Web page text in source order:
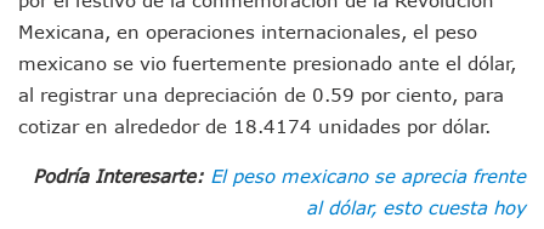
México Necesitaba 600 Mil Empleos; Solo Generó 262 Mil
Poderoso Terremoto Destruye Edificios Y Puentes En
Munguía Es El Sexto Mejor Alcalde De Jalisco, Según
ATM Incorpora 20 Nuevos Camiones Al Corredor Bahía
Avenida Federación En Puerto Vallarta Registra 80% De
Caída De “El Mencho” Elevó Percepción De Inseguridad
Mercado Vallarta Incluye Reúne A Emprendedores
Morenistas Imparten Taller En Puerto Vallarta
Mexicana, en operaciones internacionales, el peso
mexicano se vio fuertemente presionado ante el dólar,
al registrar una depreciación de 0.59 por ciento, para
cotizar en alrededor de 18.4174 unidades por dólar.
Podría Interesarte: El peso mexicano se aprecia frente
al dólar, esto cuesta hoy